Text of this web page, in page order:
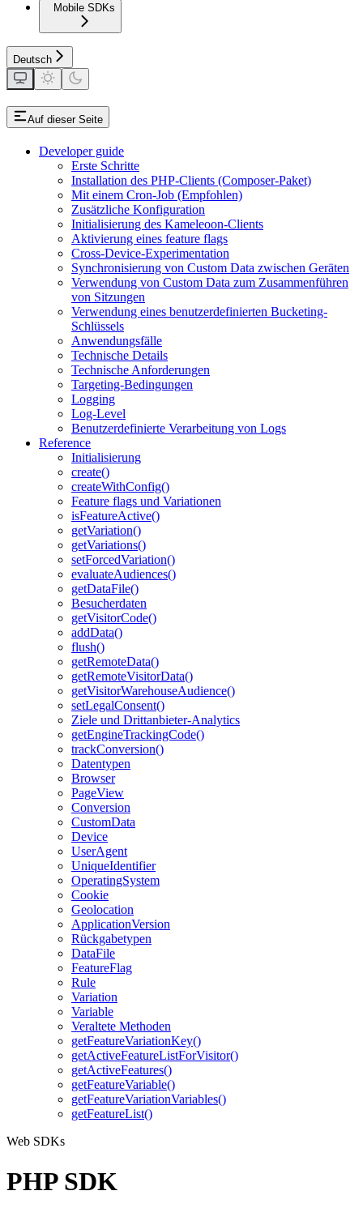
Mobile SDKs
Deutsch
Auf dieser Seite
Developer guide
Erste Schritte
Installation des PHP-Clients (Composer-Paket)
Mit einem Cron-Job (Empfohlen)
Zusätzliche Konfiguration
Initialisierung des Kameleoon-Clients
Aktivierung eines feature flags
Cross-Device-Experimentation
Synchronisierung von Custom Data zwischen Geräten
Verwendung von Custom Data zum Zusammenführen
von Sitzungen
Verwendung eines benutzerdefinierten Bucketing-
Schlüssels
Anwendungsfälle
Technische Details
Technische Anforderungen
Targeting-Bedingungen
Logging
Log-Level
Benutzerdefinierte Verarbeitung von Logs
Reference
Initialisierung
create()
createWithConfig()
Feature flags und Variationen
isFeatureActive()
getVariation()
getVariations()
setForcedVariation()
evaluateAudiences()
getDataFile()
Besucherdaten
getVisitorCode()
addData()
flush()
getRemoteData()
getRemoteVisitorData()
getVisitorWarehouseAudience()
setLegalConsent()
Ziele und Drittanbieter-Analytics
getEngineTrackingCode()
trackConversion()
Datentypen
Browser
PageView
Conversion
CustomData
Device
UserAgent
UniqueIdentifier
OperatingSystem
Cookie
Geolocation
ApplicationVersion
Rückgabetypen
DataFile
FeatureFlag
Rule
Variation
Variable
Veraltete Methoden
getFeatureVariationKey()
getActiveFeatureListForVisitor()
getActiveFeatures()
getFeatureVariable()
getFeatureVariationVariables()
getFeatureList()
Web SDKs
PHP SDK